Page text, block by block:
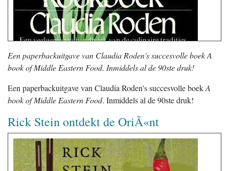
Een paperbackuitgave van Claudia Roden's succesvolle boek A
book of Middle Eastern Food. Inmiddels al de 90ste druk!
Een paperbackuitgave van Claudia Roden's succesvolle boekA
book of Middle Eastern Food. Inmiddels al de 90ste druk!
Rick Stein ontdekt de OriÃ«nt